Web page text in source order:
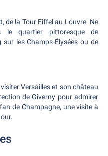
de la Tour Eiffel au Louvre. Ne
le quartier pittoresque de
les Champs-Élysées ou de
Versailles et son château
de Giverny pour admirer
de Champagne, une visite à